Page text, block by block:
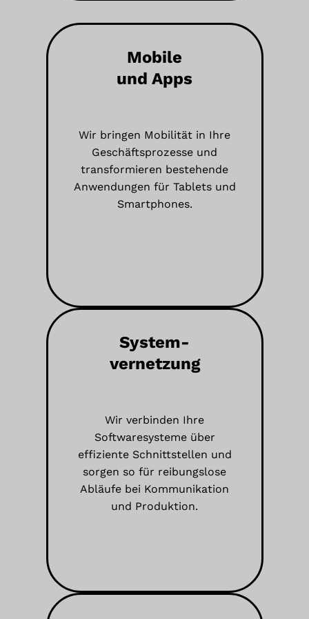
Mobile
und Apps
Wir bringen Mobilität in Ihre
Geschäftsprozesse und
transformieren bestehende
Anwendungen für Tablets und
Smartphones.
System-
vernetzung
Wir verbinden Ihre
Softwaresysteme über
effiziente Schnittstellen und
sorgen so für reibungslose
Abläufe bei Kommunikation
und Produktion.